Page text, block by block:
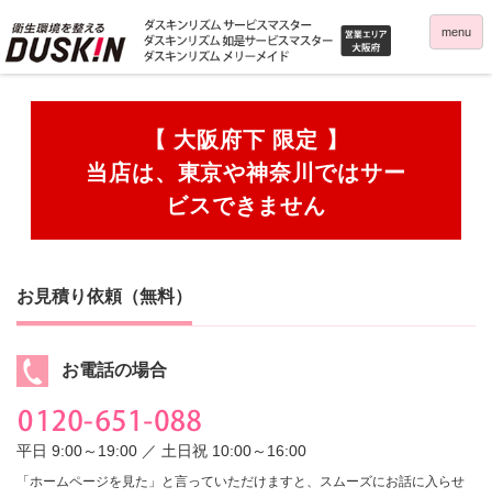
menu
【 大阪府下 限定 】
当店は、東京や神奈川ではサー
ビスできません
お見積り依頼（無料）
お電話の場合
平日 9:00～19:00 ／ 土日祝 10:00～16:00
「ホームページを見た」と言っていただけますと、スムーズにお話に入らせ